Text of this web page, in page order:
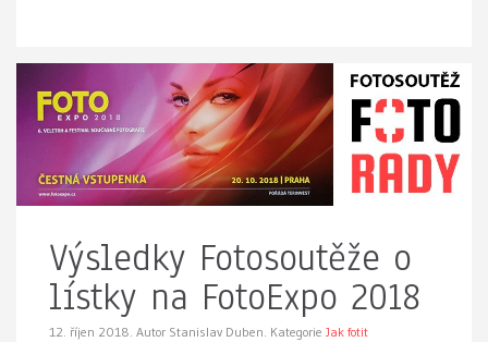
Výsledky Fotosoutěže o
lístky na FotoExpo 2018
12. říjen 2018. Autor Stanislav Duben. Kategorie Jak fotit